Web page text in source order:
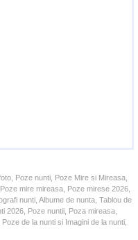
Poze nunti, Poze Mire si Mireasa,
mire mireasa, Poze mirese 2026,
nunti, Albume de nunta, Tablou de
2026, Poze nuntii, Poza mireasa,
de la nunti si Imagini de la nunti,